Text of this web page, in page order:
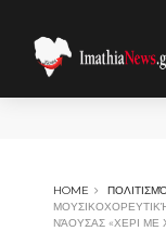
HOME
ΝΆΟΥΣΑΣ «ΧΕΡΙ ΜΕ